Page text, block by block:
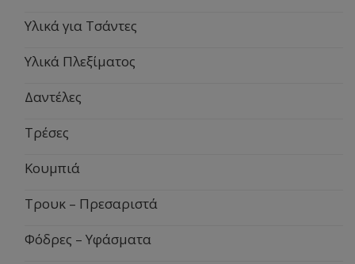
Υλικά για Τσάντες
Υλικά Πλεξίματος
Δαντέλες
Τρέσες
Κουμπιά
Τρουκ – Πρεσαριστά
Φόδρες – Υφάσματα